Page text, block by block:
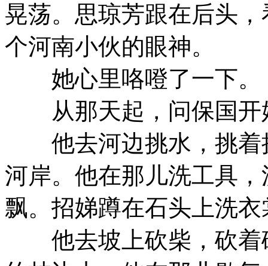
晃荡。思琼芳跟在后头
个河南小伙的眼神。
她心里咯噔了一下。
从那天起，问保国开
他去河边挑水，挑着
河岸。他在那儿洗工具
飘。招娣蹲在石头上洗
他去坡上砍柴，砍着